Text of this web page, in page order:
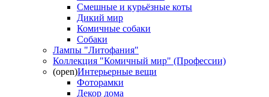
Смешные и курьёзные коты
Дикий мир
Комичные собаки
Собаки
Лампы "Литофания"
Коллекция "Комичный мир" (Профессии)
(open)Интерьерные вещи
Фоторамки
Декор дома